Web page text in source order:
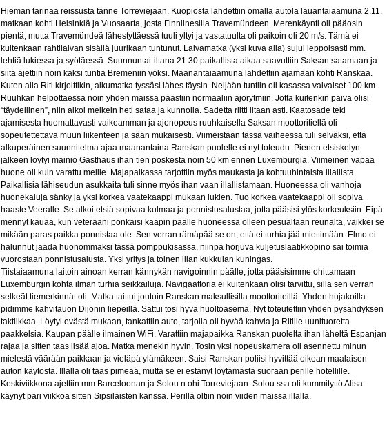
Hieman tarinaa reissusta tänne Torreviejaan. Kuopiosta lähdettiin omalla autola lauantaiaamuna 2.11.
matkaan kohti Helsinkiä ja Vuosaarta, josta Finnlinesilla Travemündeen. Merenkäynti oli pääosin
pientä, mutta Travemündeä lähestyttäessä tuuli yltyi ja vastatuulta oli paikoin oli 20 m/s. Tämä ei
kuitenkaan rahtilaivan sisällä juurikaan tuntunut. Laivamatka (yksi kuva alla) sujui leppoisasti mm.
lehtiä lukiessa ja syötäessä. Suunnuntai-iltana 21.30 paikallista aikaa saavuttiin Saksan satamaan ja
siitä ajettiin noin kaksi tuntia Bremeniin yöksi. Maanantaiaamuna lähdettiin ajamaan kohti Ranskaa.
Kuten alla Riti kirjoittikin, alkumatka tyssäsi lähes täysin. Neljään tuntiin oli kasassa vaivaiset 100 km.
Ruuhkan helpottaessa noin yhden maissa päästiin normaaliin ajorytmiin. Jotta kuitenkin päivä olisi
“täydellinen”, niin alkoi melkein heti sataa ja kunnolla. Sadetta riitti iltaan asti. Kaatosade teki
ajamisesta huomattavasti vaikeamman ja ajonopeus ruuhkaisella Saksan moottoritiellä oli
sopeutettettava muun liikenteen ja sään mukaisesti. Viimeistään tässä vaiheessa tuli selväksi, että
alkuperäinen suunnitelma ajaa maanantaina Ranskan puolelle ei nyt toteudu. Pienen etsiskelyn
jälkeen löytyi mainio Gasthaus ihan tien poskesta noin 50 km ennen Luxemburgia. Viimeinen vapaa
huone oli kuin varattu meille. Majapaikassa tarjottiin myös maukasta ja kohtuuhintaista illallista.
Paikallisia lähiseudun asukkaita tuli sinne myös ihan vaan illallistamaan. Huoneessa oli vanhoja
huonekaluja sänky ja yksi korkea vaatekaappi mukaan lukien. Tuo korkea vaatekaappi oli sopiva
haaste Veeralle. Se alkoi etsiä sopivaa kulmaa ja ponnistusalustaa, jotta pääsisi ylös korkeuksiin. Eipä
mennyt kauaa, kun veteraani ponkaisi kaapin päälle huoneessa olleen pesualtaan reunalta, vaikkei se
mikään paras paikka ponnistaa ole. Sen verran rämäpää se on, että ei turhia jää miettimään. Elmo ei
halunnut jäädä huonommaksi tässä pomppukisassa, niinpä horjuva kuljetuslaatikkopino sai toimia
vuorostaan ponnistusalusta. Yksi yritys ja toinen illan kukkulan kuningas.
Tiistaiaamuna laitoin ainoan kerran kännykän navigoinnin päälle, jotta pääsisimme ohittamaan
Luxemburgin kohta ilman turhia seikkailuja. Navigaattoria ei kuitenkaan olisi tarvittu, sillä sen verran
selkeät tiemerkinnät oli. Matka taittui joutuin Ranskan maksullisilla moottoriteillä. Yhden hujakoilla
pidimme kahvitauon Dijonin liepeillä. Sattui tosi hyvä huoltoasema. Nyt toteutettiin yhden pysähdyksen
taktiikkaa. Löytyi evästä mukaan, tankattiin auto, tarjolla oli hyvää kahvia ja Ritille uunituoretta
paakkelsia. Kaupan päälle ilmainen WiFi. Varattiin majapaikka Ranskan puolelta ihan läheltä Espanjan
rajaa ja sitten taas lisää ajoa. Matka menekin hyvin. Tosin yksi nopeuskamera oli asennettu minun
mielestä väärään paikkaan ja vieläpä ylämäkeen. Saisi Ranskan poliisi hyvittää oikean maalaisen
auton käytöstä. Illalla oli taas pimeää, mutta se ei estänyt löytämästä suoraan perille hotellille.
Keskiviikkona ajettiin mm Barceloonan ja Solou:n ohi Torreviejaan. Solou:ssa oli kummityttö Alisa
käynyt pari viikkoa sitten Sipsiläisten kanssa. Perillä oltiin noin viiden maissa illalla.